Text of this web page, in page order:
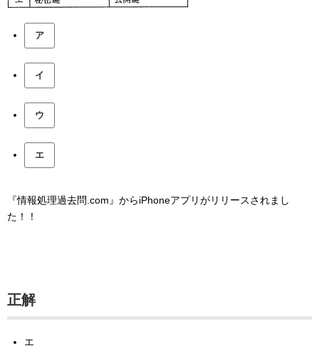
ア
イ
ウ
エ
『情報処理過去問.com』からiPhoneアプリがリリースされまし
た！！
正解
エ